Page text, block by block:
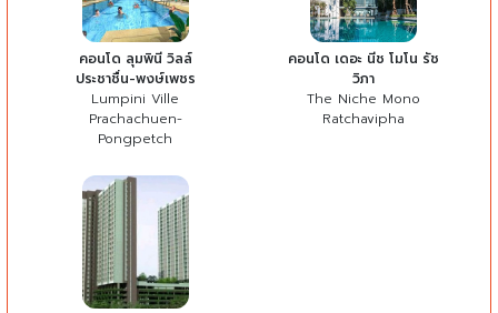
คอนโด ลุมพินี วิลล์
ประชาชื่น-พงษ์เพชร
Lumpini Ville
Prachachuen-
Pongpetch
คอนโด เดอะ นีช โมโน รัช
วิภา
The Niche Mono
Ratchavipha